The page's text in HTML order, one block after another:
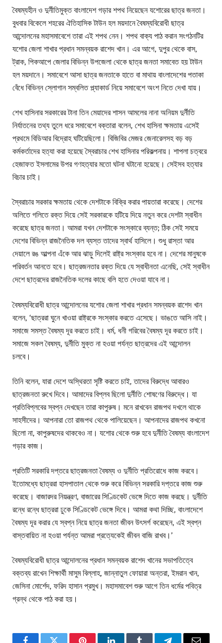
বৈষম্যহীন ও দুর্নীতিমুক্ত বাংলাদেশ গড়ার শপথ নিয়েছেন যশোরের ছাত্র জনতা।
বুধবার বিকেলে শহরের ঐতিহাসিক টাউন হল ময়দানে বৈষম্যবিরোধী ছাত্র
আন্দোলনের মহাসমাবেশে তারা এই শপথ নেন। শপথ বাক্য পাঠ করান সংগঠনটির
যশোর জেলা শাখার প্রধান সমন্বয়ক রাশেদ খান। এর আগে, দুপুর থেকে বাস,
ট্রাক, পিকআপে জেলার বিভিন্ন উপজেলা থেকে ছাত্র জনতা সমাবেত হয় টাউন
হল ময়দানে। সমাবেশে আসা ছাত্র জনতাকে হাতে বা মাথায় বাংলাদেশের পতাকা
বেঁধে বিভিন্ন স্লোগান সম্বলিত প্ল্যাকার্ড নিয়ে সমাবেশে অংশ নিতে দেখা যায়।
শেখ হাসিনার সরকারের টানা তিন মেয়াদের শাসন আমলের নানা অনিয়ম দুর্নীতি
নির্যাতনের তথ্য তুলে ধরে সমাবেশে বক্তারা বলেন, শেখ হাসিনা ক্ষমতায় এসেই
প্রথমে বিডিআর বিদ্রোহ ঘটিয়েছিলো। বিজিবির মেজর জেনারেলসহ বড় বড়
কর্মকর্তাদের হত্যা করা হয়েছে স্বৈরাচার শেখ হাসিনার পরিকল্পনায়। শাপলা চত্বরে
হেজাফত ইসলামের উপর গণহত্যার মতো ঘটনা ঘটানো হয়েছে। সেইসব হত্যার
বিচার চাই।
স্বৈরাচার সরকার ক্ষমতায় থেকে দেশটাকে বিক্রি করার পায়তারা করেছে। দেশের
অলিতে গলিতে রক্ত দিয়ে সেই সরকারকে হটিয়ে দিয়ে নতুন করে দেশটা স্বাধীন
করেছে ছাত্র জনতা। আমরা যখন দেশটাকে সংস্কারে ব্যন্ত; ঠিক সেই সময়ে
দেশের বিভিন্ন রাজনৈতিক দল ব্যস্ত তাদের স্বার্থ হাসিলে। শুধু রাস্তা আর
দেয়ালে রঙ আল্পনা এঁকে আর ঝাড়ু দিলেই রাষ্ট্র সংস্কার হবে না। দেশের মানুষকে
পরিবর্তন আনতে হবে। ছাত্রজনতার রক্ত দিয়ে যে স্বাধীনতা এনেছি, সেই স্বাধীন
দেশে ছাত্রদের রাজনৈতিক দলের কাছে বলি হতে দেওয়া যাবে না।
বৈষম্যবিরোধী ছাত্র আন্দোলনের যশোর জেলা শাখার প্রধান সমন্বয়ক রাশেদ খান
বলেন, ‘ছাত্ররা ঘুনে খাওয়া রাষ্ট্রকে সংস্কার করতে এসেছে। ভাঙতে আসি নাই।
সমাজে সমস্ত বৈষম্য দূর করতে চাই। ধর্ম, ধনী গরিবের বৈষম্য দূর করতে চাই।
সমাজে সকল বৈষম্য, দুর্নীতি মুক্ত না হওয়া পর্যন্ত ছাত্রদের এই আন্দোলন
চলবে।
তিনি বলেন, যারা দেশে অস্থিরতা সৃষ্টি করতে চাই, তাদের বিরুদ্ধে আবারও
ছাত্রজনতা রুখে দিবে। আমাদের বিপ্লব ছিলো দুর্নীতি শোষণের বিরুদ্ধে। যা
প্রতিবিপ্লবের স্বপ্ন দেখছেন তারা কাপুরুষ। মনে রাখবেন রাজপথ দখলে থাকে
সাহসীদের। আপনারা তো রাজপথ থেকে পালিয়েছেন। আপনাদের রাজপথ কখনো
ছিলো না, কাপুরুষদের থাকবেও না। যশোর থেকে শুরু হবে দুর্নীতি বৈষম্য বাংলাদেশ
গড়ার কাজ।
প্রতিটি সরকারি দপ্তরে ছাত্রজনতা বৈষম্য ও দুর্নীতি প্রতিরোধে কাজ করবে।
ইতোমধ্যে ছাত্ররা হাসপাতাল থেকে শুরু করে বিভিন্ন সরকারি দপ্তরে কাজ শুরু
করেছে। বাজারদর নিয়ন্ত্রণ, বাজারের সিণ্ডিকেট ভেঙ্গে দিতে কাজ করছে। দুর্নীতি
রন্ধে রন্ধে ছাত্ররা ঢুকে সিণ্ডিকেট ভেঙ্গে দিবে। আমরা কথা দিচ্ছি, বাংলাদেশে
বৈষম্য দূর করার যে স্বপ্ন নিয়ে ছাত্র জনতা জীবন উৎসর্গ করেছেন, এই স্বপ্ন
বাস্তবায়িত না হওয়া পর্যন্ত আমরা প্রত্যেকেই জীবন বাজি রাখব।’
বৈষম্যবিরোধী ছাত্র আন্দোলনের প্রধান সমন্বয়ক রাশেদ খানের সভাপতিত্বে
বক্তব্য রাখেন শিক্ষার্থী মাসুম বিল্লাহ, জান্নাতুল ফোয়ারা অন্তরা, ইমরান খান,
জেসিনা মোর্শেদ, ফরিদ হাসান প্রমুখ। মহাসমাবেশ শুরু আগে তিন ধর্মের পবিত্র
গ্রন্থ থেকে পাঠ করা হয়।